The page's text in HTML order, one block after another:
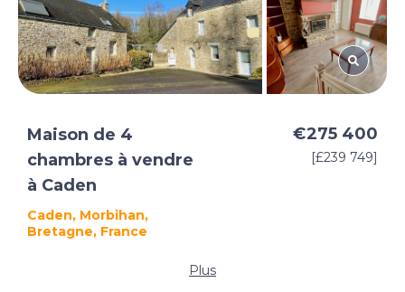
Maison de 4
chambres à vendre
à Caden
Caden, Morbihan,
Bretagne, France
€275 400
[£239 749]
Plus